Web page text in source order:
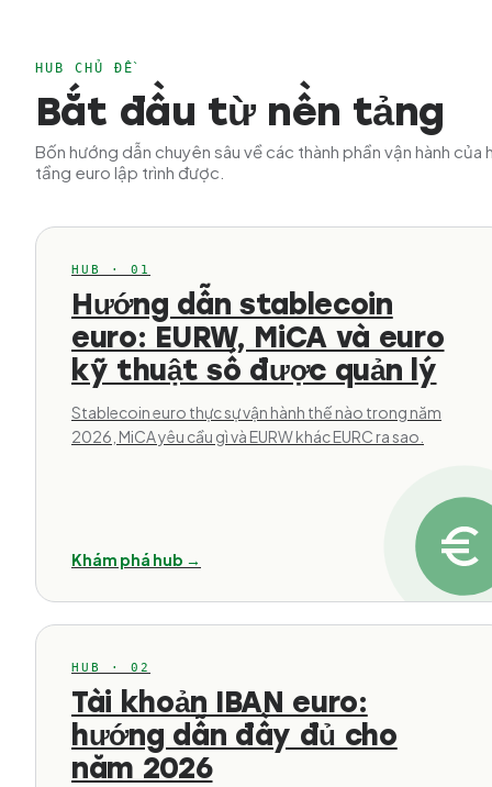
HUB CHỦ ĐỀ
Bắt đầu từ nền tảng
Bốn hướng dẫn chuyên sâu về các thành phần vận hành của
tầng euro lập trình được.
HUB · 01
Hướng dẫn stablecoin
euro: EURW, MiCA và euro
kỹ thuật số được quản lý
Stablecoin euro thực sự vận hành thế nào trong năm
2026, MiCA yêu cầu gì và EURW khác EURC ra sao.
Khám phá hub →
HUB · 02
Tài khoản IBAN euro:
hướng dẫn đầy đủ cho
năm 2026